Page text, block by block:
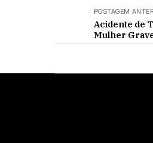
POSTAGEM
Acidente de
Mulher